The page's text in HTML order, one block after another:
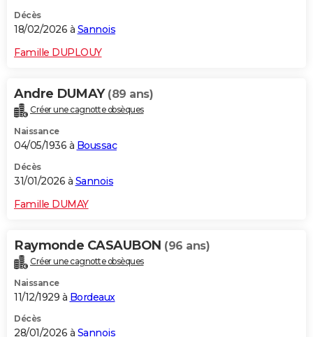
Décès
18/02/2026 à Sannois
Famille DUPLOUY
Andre DUMAY (89 ans)
Créer une cagnotte obsèques
Naissance
04/05/1936 à Boussac
Décès
31/01/2026 à Sannois
Famille DUMAY
Raymonde CASAUBON (96 ans)
Créer une cagnotte obsèques
Naissance
11/12/1929 à Bordeaux
Décès
28/01/2026 à Sannois